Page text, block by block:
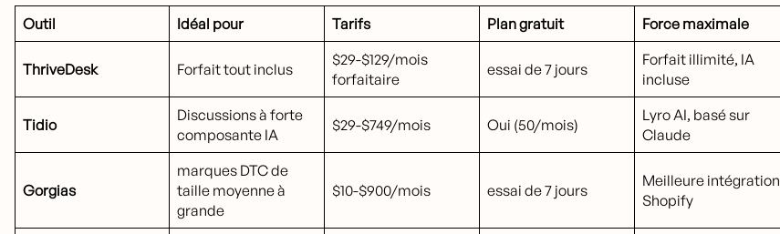
Outil Idéal pour Tarifs Plan gratuit Force maximale
ThriveDesk Forfait tout inclus
$29-$129/mois
forfaitaire
essai de 7 jours
Forfait illimité, IA
incluse
Tidio
Discussions à forte
composante IA
$29-$749/mois Oui (50/mois)
Lyro AI, basé sur
Claude
Gorgias
marques DTC de
taille moyenne à
grande
$10-$900/mois essai de 7 jours
Meilleure intégration
Shopify